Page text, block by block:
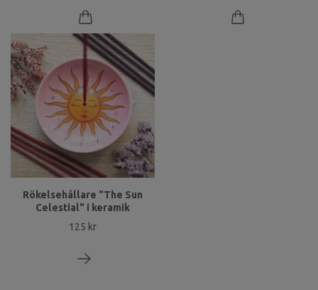
Rökelsehållare "The Sun
Celestial" i keramik
125 kr